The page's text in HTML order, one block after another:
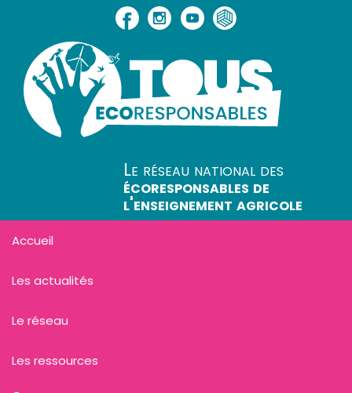
Le réseau national des
écoresponsables de
l'enseignement agricole
Accueil
Les actualités
Le réseau
Les ressources